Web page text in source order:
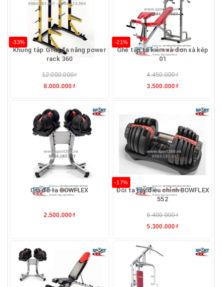
-33%
Khung tập GYM đa năng power
rack 360
12.000.000₫
8.000.000₫
-21%
Ghế tập tạ kiêm xà đơn xà kép
01
4.450.000₫
3.500.000₫
Giá đỡ tạ BOWFLEX
2.500.000₫
-17%
Đôi tạ tay điều chỉnh BOWFLEX
552
6.400.000₫
5.300.000₫